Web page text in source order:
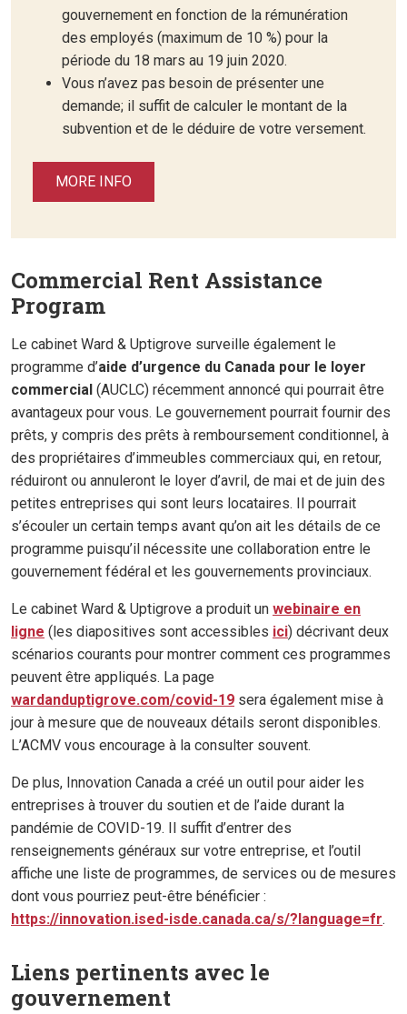
gouvernement en fonction de la rémunération
des employés (maximum de 10 %) pour la
période du 18 mars au 19 juin 2020.
Vous n’avez pas besoin de présenter une
demande; il suffit de calculer le montant de la
subvention et de le déduire de votre versement.
MORE INFO
Commercial Rent Assistance
Program
Le cabinet Ward & Uptigrove surveille également le
programme d’aide d’urgence du Canada pour le loyer
commercial (AUCLC) récemment annoncé qui pourrait être
avantageux pour vous. Le gouvernement pourrait fournir des
prêts, y compris des prêts à remboursement conditionnel, à
des propriétaires d’immeubles commerciaux qui, en retour,
réduiront ou annuleront le loyer d’avril, de mai et de juin des
petites entreprises qui sont leurs locataires. Il pourrait
s’écouler un certain temps avant qu’on ait les détails de ce
programme puisqu’il nécessite une collaboration entre le
gouvernement fédéral et les gouvernements provinciaux.
Le cabinet Ward & Uptigrove a produit un webinaire en
ligne (les diapositives sont accessibles ici) décrivant deux
scénarios courants pour montrer comment ces programmes
peuvent être appliqués. La page
wardanduptigrove.com/covid-19 sera également mise à
jour à mesure que de nouveaux détails seront disponibles.
L’ACMV vous encourage à la consulter souvent.
De plus, Innovation Canada a créé un outil pour aider les
entreprises à trouver du soutien et de l’aide durant la
pandémie de COVID-19. Il suffit d’entrer des
renseignements généraux sur votre entreprise, et l’outil
affiche une liste de programmes, de services ou de mesures
dont vous pourriez peut-être bénéficier :
https://innovation.ised-isde.canada.ca/s/?language=fr.
Liens pertinents avec le
gouvernement